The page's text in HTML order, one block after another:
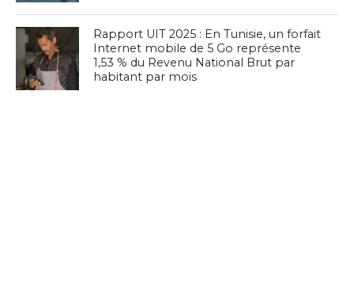
Rapport UIT 2025 : En Tunisie, un forfait
Internet mobile de 5 Go représente
1,53 % du Revenu National Brut par
habitant par mois